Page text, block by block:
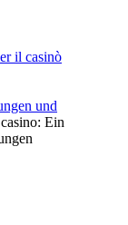
il casinò
und
Ein